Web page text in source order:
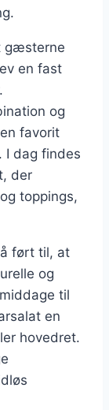
gæsterne
en fast
og
favorit
I dag findes
der
toppings,
ført til, at
og
til
en
hovedret.